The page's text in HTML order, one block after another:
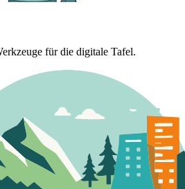
für die digitale Tafel.